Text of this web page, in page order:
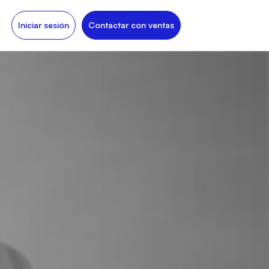
Iniciar sesión Contactar con ventas